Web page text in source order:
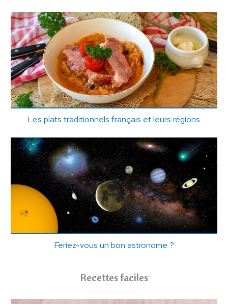
Les plats traditionnels français et leurs régions
Feriez-vous un bon astronome ?
Recettes faciles